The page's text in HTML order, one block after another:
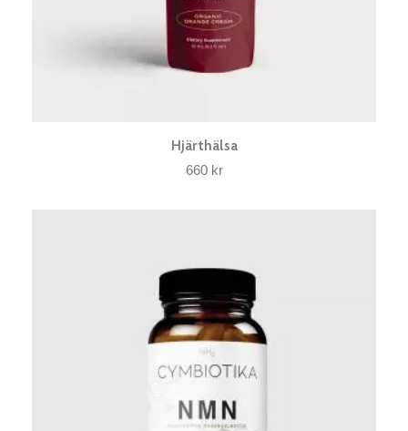
Hjärthälsa
660 kr